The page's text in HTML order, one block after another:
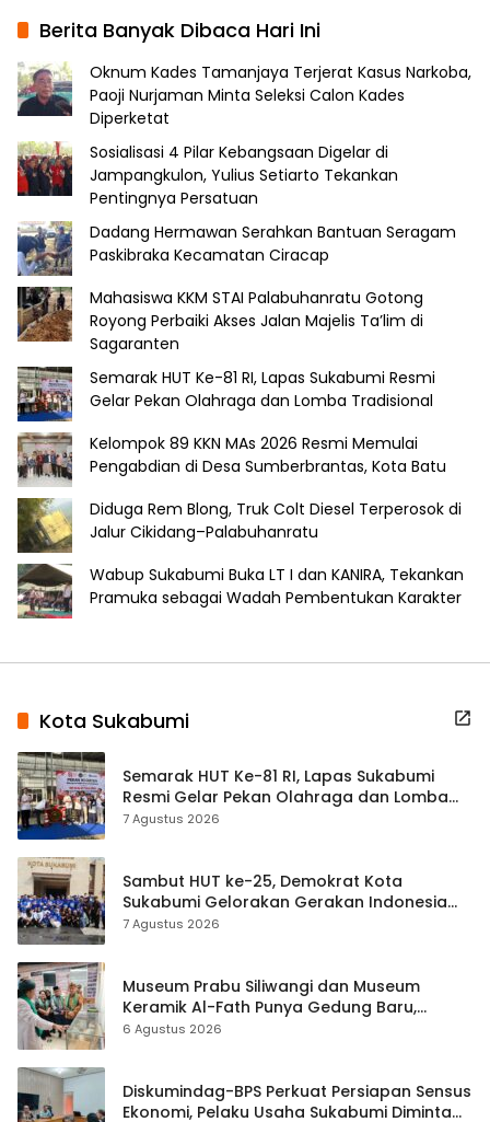
Berita Banyak Dibaca Hari Ini
Oknum Kades Tamanjaya Terjerat Kasus Narkoba,
Paoji Nurjaman Minta Seleksi Calon Kades
Diperketat
Sosialisasi 4 Pilar Kebangsaan Digelar di
Jampangkulon, Yulius Setiarto Tekankan
Pentingnya Persatuan
Dadang Hermawan Serahkan Bantuan Seragam
Paskibraka Kecamatan Ciracap
Mahasiswa KKM STAI Palabuhanratu Gotong
Royong Perbaiki Akses Jalan Majelis Ta’lim di
Sagaranten
Semarak HUT Ke-81 RI, Lapas Sukabumi Resmi
Gelar Pekan Olahraga dan Lomba Tradisional
Kelompok 89 KKN MAs 2026 Resmi Memulai
Pengabdian di Desa Sumberbrantas, Kota Batu
Diduga Rem Blong, Truk Colt Diesel Terperosok di
Jalur Cikidang–Palabuhanratu
Wabup Sukabumi Buka LT I dan KANIRA, Tekankan
Pramuka sebagai Wadah Pembentukan Karakter
Kota Sukabumi
Semarak HUT Ke-81 RI, Lapas Sukabumi
Resmi Gelar Pekan Olahraga dan Lomba
Tradisional
7 Agustus 2026
Sambut HUT ke-25, Demokrat Kota
Sukabumi Gelorakan Gerakan Indonesia
ASRI Lewat Aksi Bersih Masjid Agung
7 Agustus 2026
Museum Prabu Siliwangi dan Museum
Keramik Al-Fath Punya Gedung Baru,
Hampir 500 Koleksi Dipisahkan
6 Agustus 2026
Diskumindag-BPS Perkuat Persiapan Sensus
Ekonomi, Pelaku Usaha Sukabumi Diminta